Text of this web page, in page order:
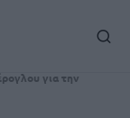
για την